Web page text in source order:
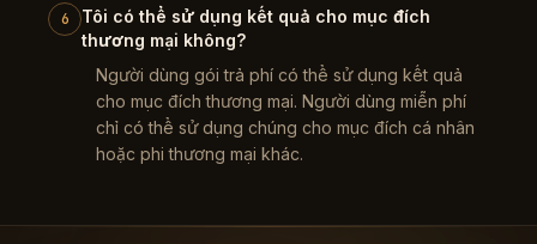
6
Tôi có thể sử dụng kết quả cho mục đích
thương mại không?
Người dùng gói trả phí có thể sử dụng kết quả
cho mục đích thương mại. Người dùng miễn phí
chỉ có thể sử dụng chúng cho mục đích cá nhân
hoặc phi thương mại khác.